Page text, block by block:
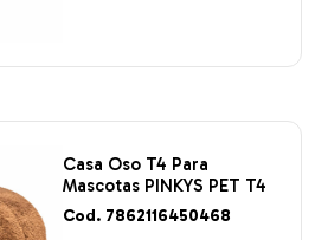
Casa Oso T4 Para
Mascotas PINKYS PET T4
Cod. 7862116450468